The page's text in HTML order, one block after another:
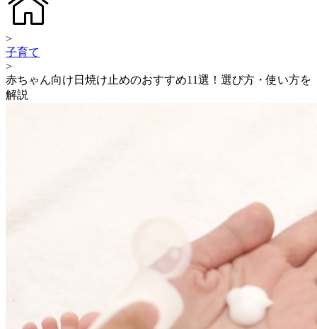
>
子育て
>
赤ちゃん向け日焼け止めのおすすめ11選！選び方・使い方を
解説